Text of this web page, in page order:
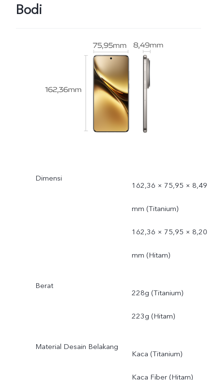
Bodi
Dimensi
162,36 × 75,95 × 8,49
mm (Titanium)
162,36 × 75,95 × 8,20
mm (Hitam)
Berat
228g (Titanium)
223g (Hitam)
Material Desain Belakang
Kaca (Titanium)
Kaca Fiber (Hitam)